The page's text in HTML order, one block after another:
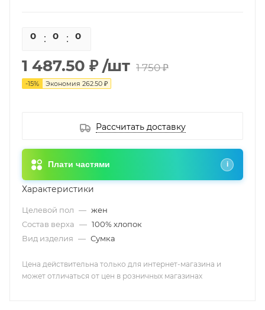
0 0 0
1 487.50 ₽ /шт 1 750 ₽
-15% Экономия 262.50 ₽
Рассчитать доставку
Плати частями i
Характеристики
Целевой пол — жен
Состав верха — 100% хлопок
Вид изделия — Сумка
Цена действительна только для интернет-магазина и
может отличаться от цен в розничных магазинах